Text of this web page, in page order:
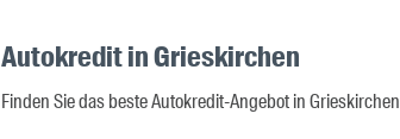
Autokredit in Grieskirchen
Finden Sie das beste Autokredit-Angebot in Grieskirchen